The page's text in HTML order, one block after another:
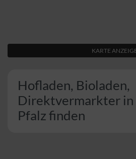
KARTE
Hofladen, Bioladen,
Direktvermarkter in
Pfalz finden